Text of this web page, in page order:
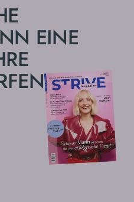
EINE